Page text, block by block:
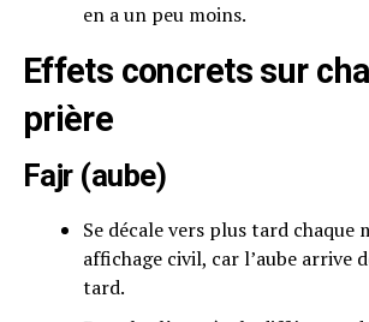
en a un peu moins.
Effets concrets sur
prière
Fajr (aube)
Se décale vers plus tard chaque
affichage civil, car l’aube arrive
tard.